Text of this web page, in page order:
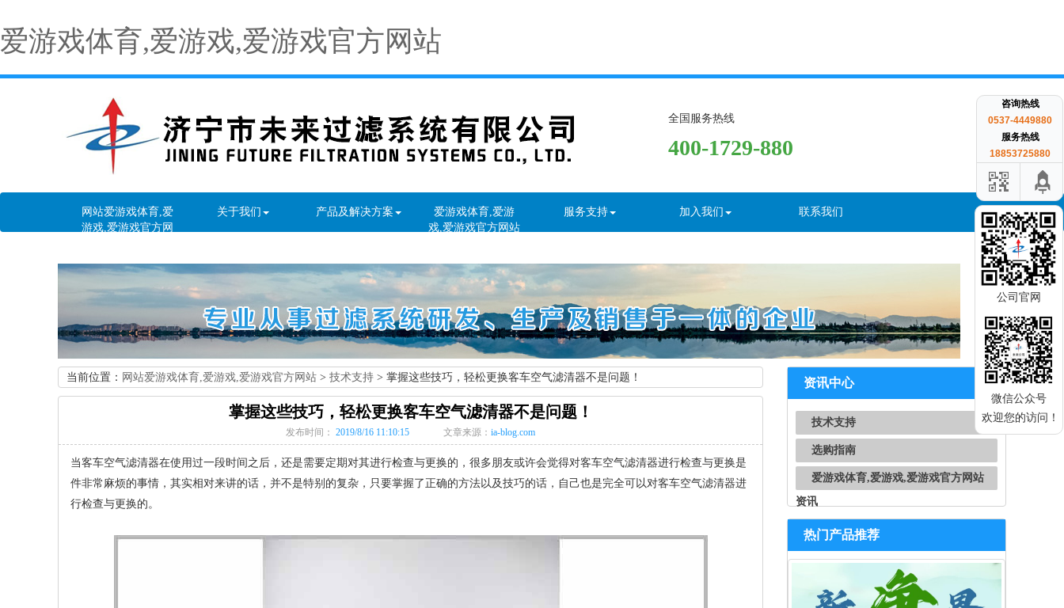
爱游戏体育,爱游戏,爱游戏官方网站
全国服务热线
400-1729-880
网站爱游戏体育,爱
游戏,爱游戏官方网
关于我们 产品及解决方案
爱游戏体育,爱游
戏,爱游戏官方网站
服务支持 加入我们 联系我们
当前位置： 网站爱游戏体育,爱游戏,爱游戏官方网站 > 技术支持 > 掌握这些技巧，轻松更换客车空气滤清器不是问题！
掌握这些技巧，轻松更换客车空气滤清器不是问题！
发布时间： 2019/8/16 11:10:15 文章来源： ia-blog.com
当客车空气滤清器在使用过一段时间之后，还是需要定期对其进行检查与更换的，很多朋友或许会觉得对客车空气滤清器进行检查与更换是
件非常麻烦的事情，其实相对来讲的话，并不是特别的复杂，只要掌握了正确的方法以及技巧的话，自己也是完全可以对客车空气滤清器进
行检查与更换的。
资讯中心
技术支持
选购指南
爱游戏体育,爱游戏,爱游戏官方网站
资讯
热门产品推荐
咨询热线
0537-4449880
服务热线
18853725880
欢迎您的访问！
公司官网
微信公众号